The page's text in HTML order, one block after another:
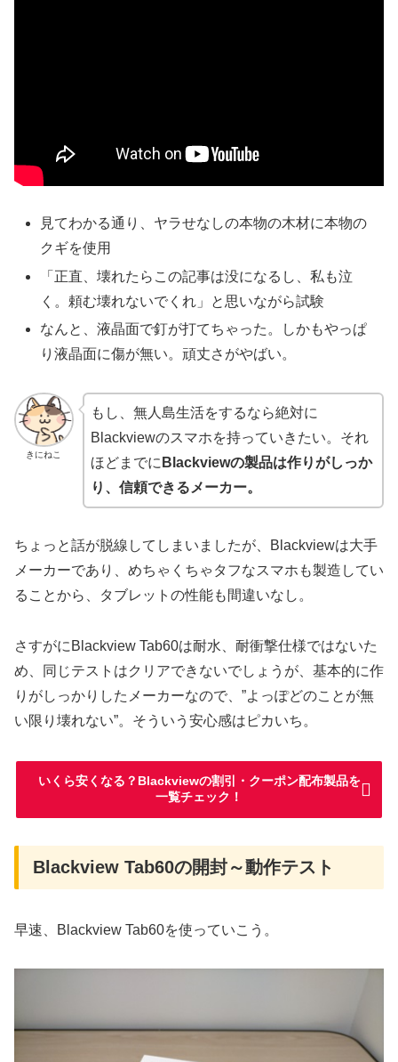
見てわかる通り、ヤラせなしの本物の木材に本物の
クギを使用
「正直、壊れたらこの記事は没になるし、私も泣
く。頼む壊れないでくれ」と思いながら試験
なんと、液晶面で釘が打てちゃった。しかもやっぱ
り液晶面に傷が無い。頑丈さがやばい。
きにねこ
もし、無人島生活をするなら絶対に
Blackviewのスマホを持っていきたい。それ
ほどまでに Blackviewの製品は作りがしっか
り、信頼できるメーカー。
ちょっと話が脱線してしまいましたが、Blackviewは大手
メーカーであり、めちゃくちゃタフなスマホも製造してい
ることから、タブレットの性能も間違いなし。
さすがにBlackview Tab60は耐水、耐衝撃仕様ではないた
め、同じテストはクリアできないでしょうが、基本的に作
りがしっかりしたメーカーなので、”よっぽどのことが無
い限り壊れない”。そういう安心感はピカいち。
いくら安くなる？Blackviewの割引・クーポン配布製品を
一覧チェック！
Blackview Tab60の開封～動作テスト
早速、Blackview Tab60を使っていこう。